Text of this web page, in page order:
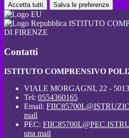
Accetta tutti Salva le preferenze
ISTITUTO
DI FIRENZE
Contatti
ISTITUTO COMPRENSIVO
VIALE MORGAGNI, 22 -
Tel: 0554360165
Email:
mail
PEC:
una mail